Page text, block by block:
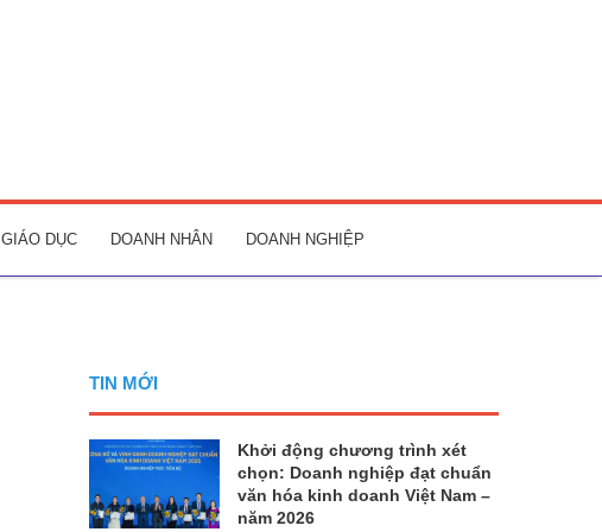
GIÁO DỤC DOANH NHÂN DOANH NGHIỆP
TIN MỚI
Khởi động chương trình xét
chọn: Doanh nghiệp đạt chuẩn
văn hóa kinh doanh Việt Nam –
năm 2026